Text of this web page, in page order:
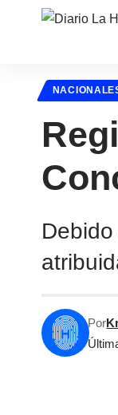
Por